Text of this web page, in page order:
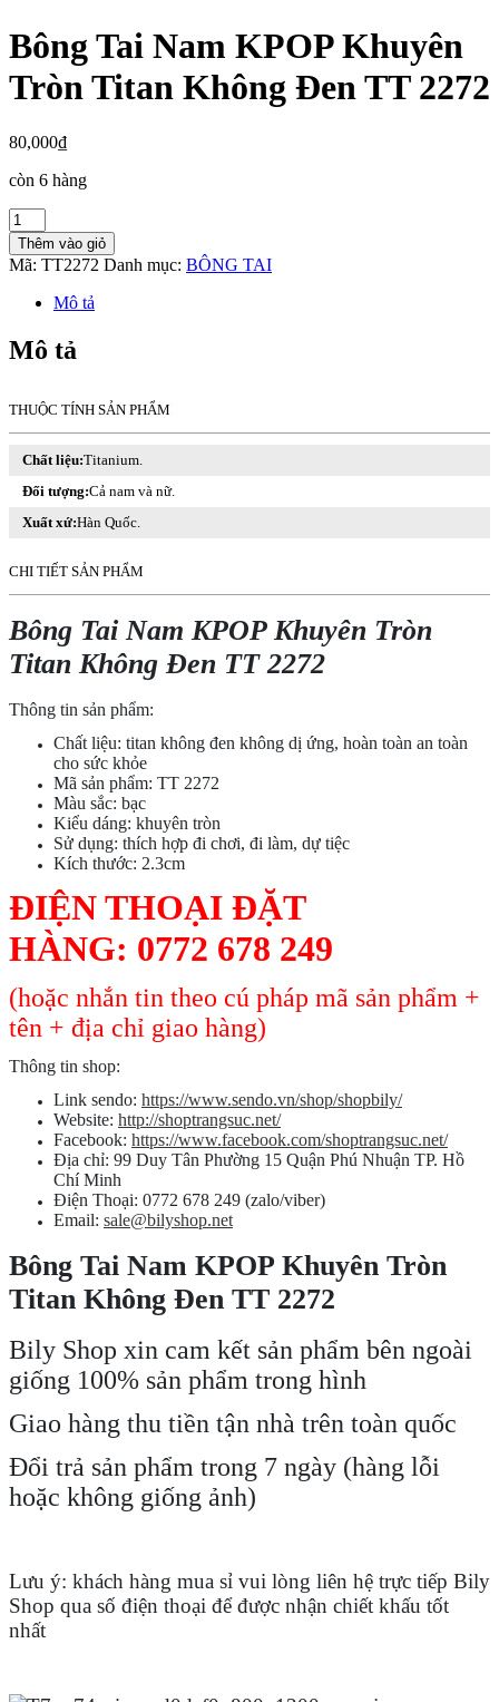
Bông Tai Nam KPOP Khuyên
Tròn Titan Không Đen TT 2272
80,000₫
còn 6 hàng
Bông
Tai
Nam
KPOP
Khuyên
Titan
Không
2272
số
lượng
Thêm vào giỏ
Mã: TT2272 Danh mục: BÔNG TAI
Mô tả
Mô tả
THUỘC TÍNH SẢN PHẨM
Chất liệu:Titanium.
Đối tượng:Cả nam và nữ.
Xuất xứ:Hàn Quốc.
CHI TIẾT SẢN PHẨM
Bông Tai Nam KPOP Khuyên Tròn
Titan Không Đen TT 2272
Thông tin sản phẩm:
Chất liệu: titan không đen không dị ứng, hoàn toàn an toàn
cho sức khỏe
Mã sản phẩm: TT 2272
Màu sắc: bạc
Kiểu dáng: khuyên tròn
Sử dụng: thích hợp đi chơi, đi làm, dự tiệc
Kích thước: 2.3cm
ĐIỆN THOẠI ĐẶT
HÀNG: 0772 678 249
(hoặc nhắn tin theo cú pháp mã sản phẩm +
tên + địa chỉ giao hàng)
Thông tin shop:
Link sendo: https://www.sendo.vn/shop/shopbily/
Website: http://shoptrangsuc.net/
Facebook: https://www.facebook.com/shoptrangsuc.net/
Địa chỉ: 99 Duy Tân Phường 15 Quận Phú Nhuận TP. Hồ
Chí Minh
Điện Thoại: 0772 678 249 (zalo/viber)
Email: sale@bilyshop.net
Bông Tai Nam KPOP Khuyên Tròn
Titan Không Đen TT 2272
Bily Shop xin cam kết sản phẩm bên ngoài
giống 100% sản phẩm trong hình
Giao hàng thu tiền tận nhà trên toàn quốc
Đổi trả sản phẩm trong 7 ngày (hàng lỗi
hoặc không giống ảnh)
Lưu ý: khách hàng mua sỉ vui lòng liên hệ trực tiếp Bily
Shop qua số điện thoại để được nhận chiết khấu tốt
nhất